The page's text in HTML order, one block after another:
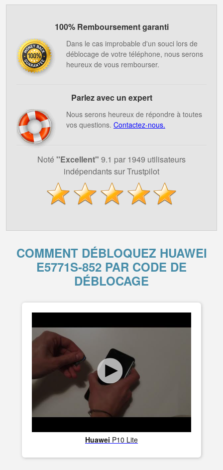
100% Remboursement garanti
Dans le cas improbable d'un souci lors de
déblocage de votre téléphone, nous serons
heureux de vous rembourser.
Parlez avec un expert
Nous serons heureux de répondre à toutes
vos questions. Contactez-nous.
Noté ''Excellent" 9.1 par 1949 utilisateurs
indépendants sur Trustpilot
COMMENT DÉBLOQUEZ HUAWEI
E5771S-852 PAR CODE DE
DÉBLOCAGE
Huawei P10 Lite